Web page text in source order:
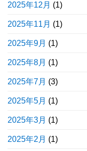
2025年12月 (1)
2025年11月 (1)
2025年9月 (1)
2025年8月 (1)
2025年7月 (3)
2025年5月 (1)
2025年3月 (1)
2025年2月 (1)